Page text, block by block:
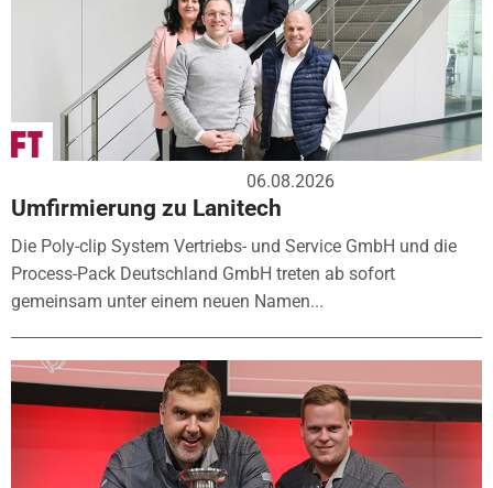
06.08.2026
Umfirmierung zu Lanitech
Die Poly-clip System Vertriebs- und Service GmbH und die
Process-Pack Deutschland GmbH treten ab sofort
gemeinsam unter einem neuen Namen...